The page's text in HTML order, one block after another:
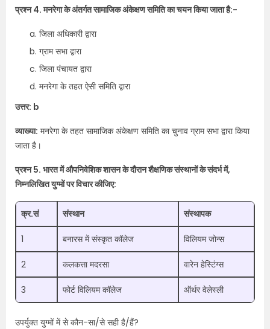
प्रश्न 4. मनरेगा के अंतर्गत सामाजिक अंकेक्षण समिति का चयन किया जाता है:-
जिला अधिकारी द्वारा
ग्राम सभा द्वारा
जिला पंचायत द्वारा
मनरेगा के तहत ऐसी समिति द्वारा
उत्तर: b
व्याख्या: मनरेगा के तहत सामाजिक अंकेक्षण समिति का चुनाव ग्राम सभा द्वारा किया
जाता है।
प्रश्न 5. भारत में औपनिवेशिक शासन के दौरान शैक्षणिक संस्थानों के संदर्भ में,
निम्नलिखित युग्मों पर विचार कीजिए:
क्र.सं संस्थान संस्थापक
1 बनारस में संस्कृत कॉलेज विलियम जोन्स
2 कलकत्ता मदरसा वारेन हेस्टिंग्स
3 फोर्ट विलियम कॉलेज ऑर्थर वेलेस्ली
उपर्युक्त युग्मों में से कौन-सा/से सही है/हैं?